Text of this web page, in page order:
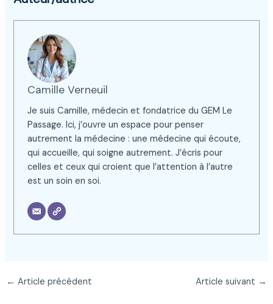
Camille Verneuil
Je suis Camille, médecin et fondatrice du GEM Le
Passage. Ici, j’ouvre un espace pour penser
autrement la médecine : une médecine qui écoute,
qui accueille, qui soigne autrement. J’écris pour
celles et ceux qui croient que l’attention à l’autre
est un soin en soi.
← Article précédent Article suivant →